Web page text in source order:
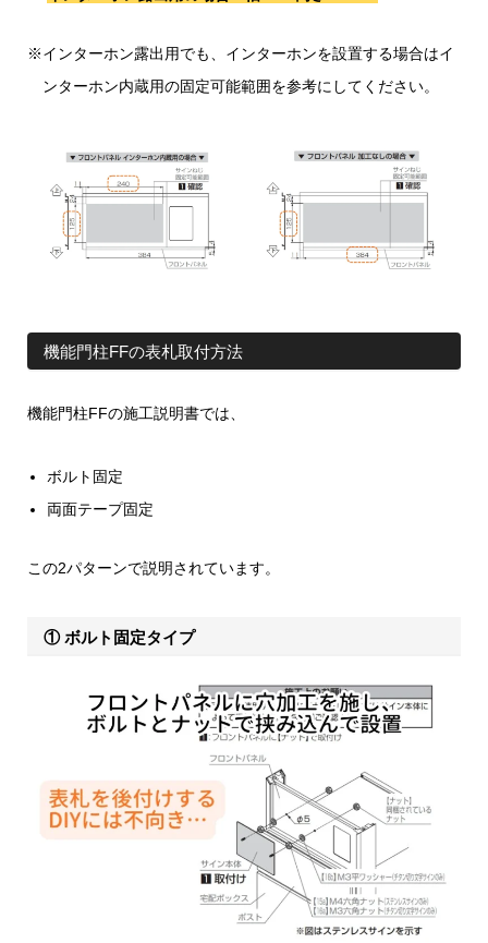
※インターホン露出用でも、インターホンを設置する場合はイ
ンターホン内蔵用の固定可能範囲を参考にしてください。
機能門柱FFの表札取付方法
機能門柱FFの施工説明書では、
ボルト固定
両面テープ固定
この2パターンで説明されています。
① ボルト固定タイプ